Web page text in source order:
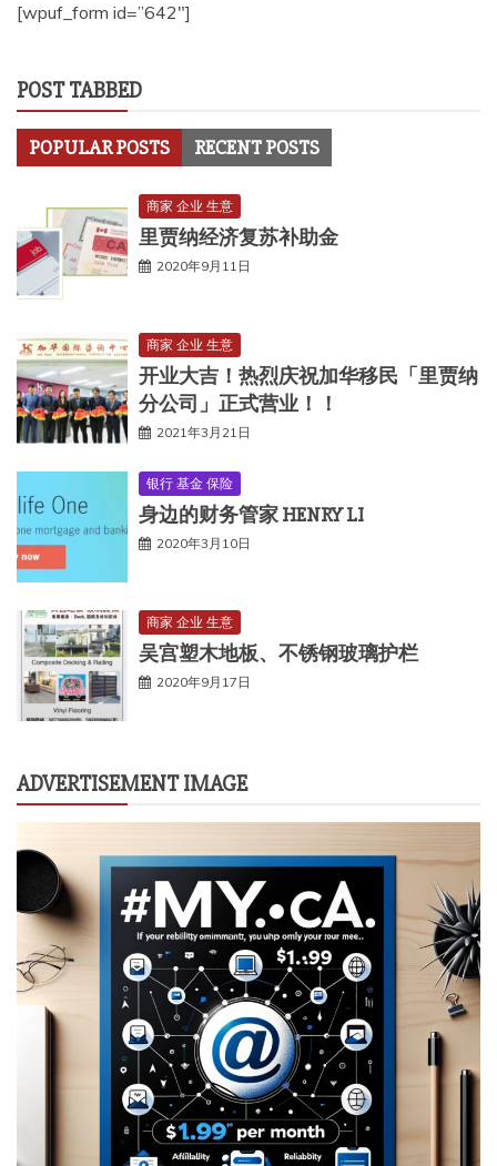
[wpuf_form id=”642″]
POST TABBED
POPULAR POSTS RECENT POSTS
商家 企业 生意
里贾纳经济复苏补助金
2020年9月11日
商家 企业 生意
开业大吉！热烈庆祝加华移民「里贾纳
分公司」正式营业！！
2021年3月21日
银行 基金 保险
身边的财务管家 HENRY LI
2020年3月10日
商家 企业 生意
吴宫塑木地板、不锈钢玻璃护栏
2020年9月17日
ADVERTISEMENT IMAGE